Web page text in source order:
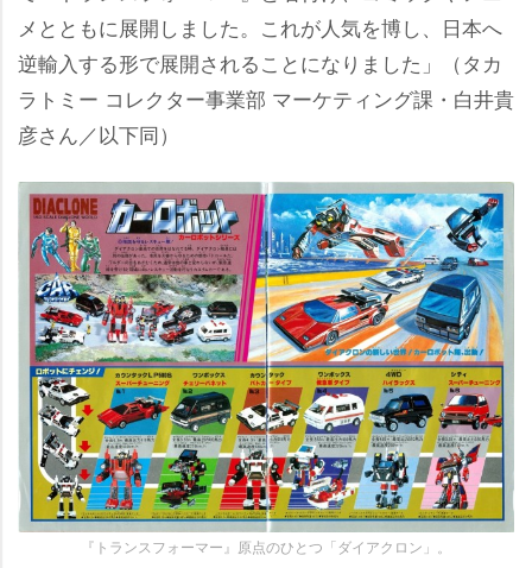
メとともに展開しました。これが人気を博し、日本へ
逆輸入する形で展開されることになりました」（タカ
ラトミー コレクター事業部 マーケティング課・白井貴
彦さん／以下同）
『トランスフォーマー』原点のひとつ「ダイアクロン」。